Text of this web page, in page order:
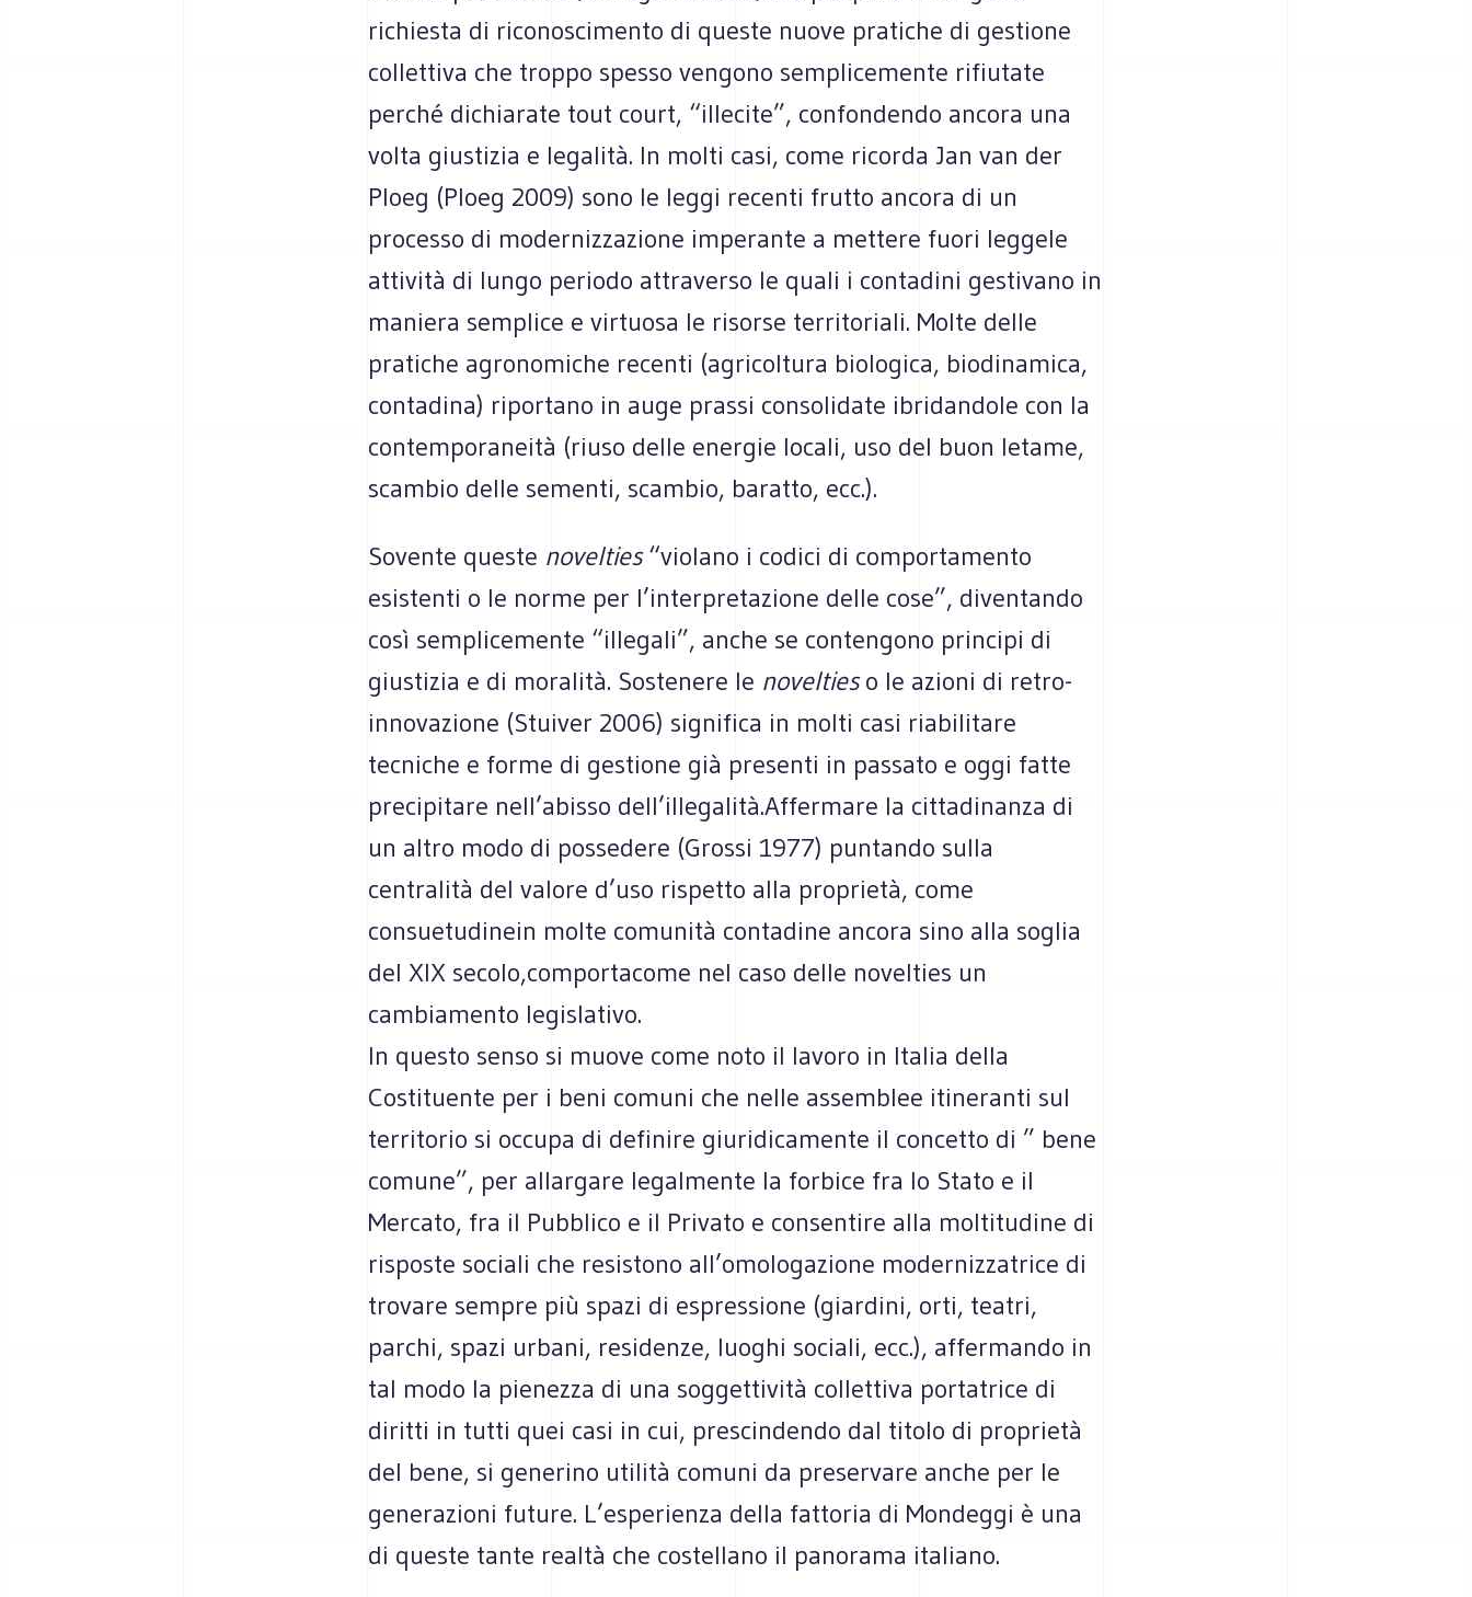
richiesta di riconoscimento di queste nuove pratiche di gestione
collettiva che troppo spesso vengono semplicemente rifiutate
perché dichiarate tout court, “illecite”, confondendo ancora una
volta giustizia e legalità. In molti casi, come ricorda Jan van der
Ploeg (Ploeg 2009) sono le leggi recenti frutto ancora di un
processo di modernizzazione imperante a mettere fuori leggele
attività di lungo periodo attraverso le quali i contadini gestivano in
maniera semplice e virtuosa le risorse territoriali. Molte delle
pratiche agronomiche recenti (agricoltura biologica, biodinamica,
contadina) riportano in auge prassi consolidate ibridandole con la
contemporaneità (riuso delle energie locali, uso del buon letame,
scambio delle sementi, scambio, baratto, ecc.).
Sovente queste novelties“violano i codici di comportamento
esistenti o le norme per l’interpretazione delle cose”, diventando
così semplicemente “illegali”, anche se contengono principi di
giustizia e di moralità. Sostenere le noveltieso le azioni di retro-
innovazione (Stuiver 2006) significa in molti casi riabilitare
tecniche e forme di gestione già presenti in passato e oggi fatte
precipitare nell’abisso dell’illegalità.Affermare la cittadinanza di
un altro modo di possedere (Grossi 1977) puntando sulla
centralità del valore d’uso rispetto alla proprietà, come
consuetudinein molte comunità contadine ancora sino alla soglia
del XIX secolo,comportacome nel caso delle novelties un
cambiamento legislativo.
In questo senso si muove come noto il lavoro in Italia della
Costituente per i beni comuni che nelle assemblee itineranti sul
territorio si occupa di definire giuridicamente il concetto di ” bene
comune”, per allargare legalmente la forbice fra lo Stato e il
Mercato, fra il Pubblico e il Privato e consentire alla moltitudine di
risposte sociali che resistono all’omologazione modernizzatrice di
trovare sempre più spazi di espressione (giardini, orti, teatri,
parchi, spazi urbani, residenze, luoghi sociali, ecc.), affermando in
tal modo la pienezza di una soggettività collettiva portatrice di
diritti in tutti quei casi in cui, prescindendo dal titolo di proprietà
del bene, si generino utilità comuni da preservare anche per le
generazioni future. L’esperienza della fattoria di Mondeggi è una
di queste tante realtà che costellano il panorama italiano.